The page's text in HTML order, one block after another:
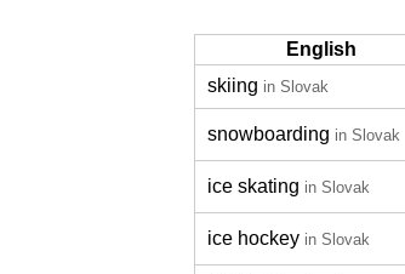
English
skiing in Slovak
snowboarding in Slovak
ice skating in Slovak
ice hockey in Slovak